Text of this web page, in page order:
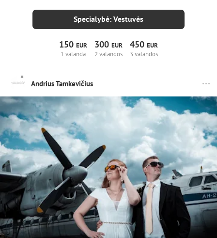
Specialybė: Vestuvės
150 EUR
1 valanda
300 EUR
2 valandos
450 EUR
3 valandos
Andrius Tamkevičius